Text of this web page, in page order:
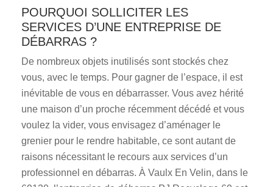
POURQUOI SOLLICITER LES
SERVICES D’UNE ENTREPRISE DE
DÉBARRAS ?
De nombreux objets inutilisés sont stockés chez
vous, avec le temps. Pour gagner de l’espace, il est
inévitable de vous en débarrasser. Vous avez hérité
une maison d’un proche récemment décédé et vous
voulez la vider, vous envisagez d’aménager le
grenier pour le rendre habitable, ce sont autant de
raisons nécessitant le recours aux services d’un
professionnel en débarras. À Vaulx En Velin, dans le